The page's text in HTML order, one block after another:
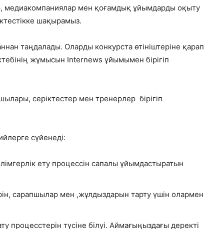
медиакомпаниялар мен қоғамдық ұйымдарды оқыту
шақырамыз.
таңдалады. Оларды конкурста өтініштеріне қарап
жұмысын Internews ұйымымен бірігіп
серіктестер мен тренерлер бірігіп
сүйенеді:
ету процессін сапалы ұйымдастыратын
сарапшылар мен ,жұлдыздарын тарту үшін олармен
түсіне білуі. Аймағыңыздағы деректі